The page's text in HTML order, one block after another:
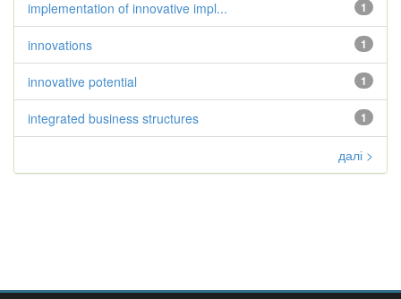
1
implementation of innovative impl...
1
innovations
1
innovative potential
1
integrated business structures
далі >